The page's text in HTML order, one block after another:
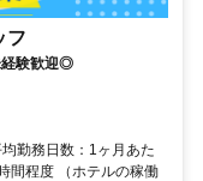
フ
経験歓迎◎
勤務日数：1ヶ月あた
間程度 （ホテルの稼働